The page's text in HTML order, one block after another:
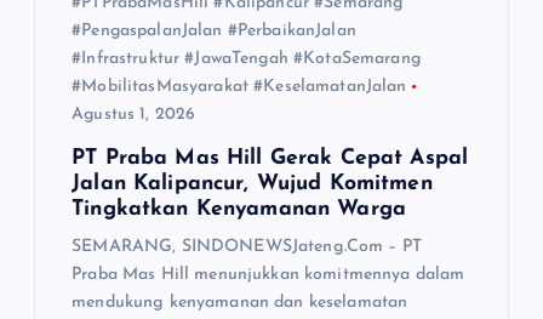
#PengaspalanJalan #PerbaikanJalan
#Infrastruktur #JawaTengah #KotaSemarang
#MobilitasMasyarakat #KeselamatanJalan
Agustus 1, 2026
PT Praba Mas Hill Gerak Cepat Aspal
Jalan Kalipancur, Wujud Komitmen
Tingkatkan Kenyamanan Warga
SEMARANG, SINDONEWSJateng.Com – PT
Praba Mas Hill menunjukkan komitmennya dalam
mendukung kenyamanan dan keselamatan